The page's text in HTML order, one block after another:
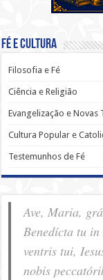
Fé e Cultura
Filosofia e Fé
Ciência e Religião
Evangelização e Novas
Cultura Popular e
Testemunhos de Fé
Ave, Maria,
Benedícta tu
ventris tui,
nobis